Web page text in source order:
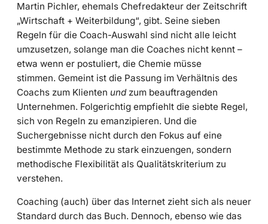
Martin Pichler, ehemals Chefredakteur der Zeitschrift
„Wirtschaft + Weiterbildung“, gibt. Seine sieben
Regeln für die Coach-Auswahl sind nicht alle leicht
umzusetzen, solange man die Coaches nicht kennt –
etwa wenn er postuliert, die Chemie müsse
stimmen. Gemeint ist die Passung im Verhältnis des
Coachs zum Klienten undzum beauftragenden
Unternehmen. Folgerichtig empfiehlt die siebte Regel,
sich von Regeln zu emanzipieren. Und die
Suchergebnisse nicht durch den Fokus auf eine
bestimmte Methode zu stark einzuengen, sondern
methodische Flexibilität als Qualitätskriterium zu
verstehen.
Coaching (auch) über das Internet zieht sich als neuer
Standard durch das Buch. Dennoch, ebenso wie das